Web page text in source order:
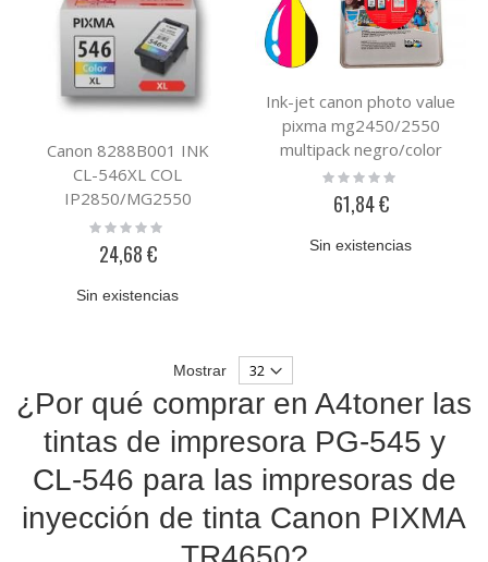
Canon 8288B001 INK
CL-546XL COL
IP2850/MG2550
Rating:
24,68 €
Sin existencias
Ink-jet canon photo value
pixma mg2450/2550
multipack negro/color
pg545xl+ cl546xl +50
hojas papel foto 10x15
cm
Rating:
61,84 €
Sin existencias
Mostrar
¿Por qué comprar en A4toner las
tintas de impresora PG-545 y
CL-546 para las impresoras de
inyección de tinta Canon PIXMA